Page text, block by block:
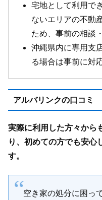
宅地として利用で
ないエリアの不動
ため、事前の相談
沖縄県内に専用支
る場合は事前に対
アルバリンクの口コミ
実際に利用した方々から
り、初めての方でも安心
す。
空き家の処分に困っ